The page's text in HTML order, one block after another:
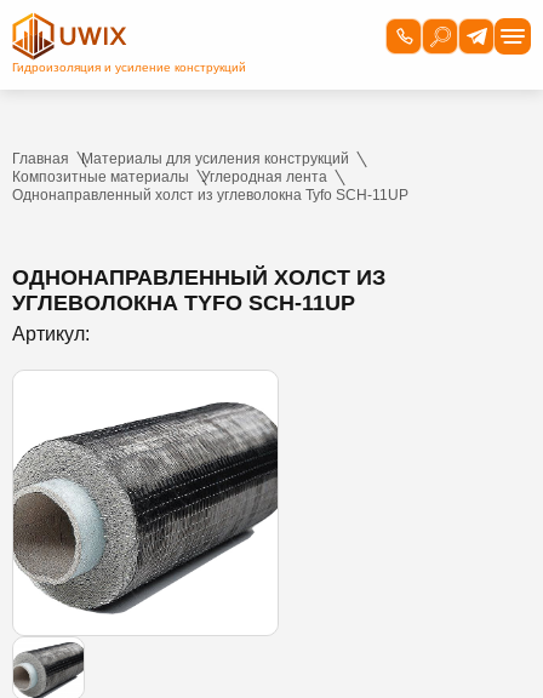
Главная
Материалы для усиления конструкций
Композитные материалы
Углеродная лента
Однонаправленный холст из углеволокна Tyfo SCH-11UP
ОДНОНАПРАВЛЕННЫЙ ХОЛСТ ИЗ
УГЛЕВОЛОКНА TYFO SCH-11UP
Артикул: